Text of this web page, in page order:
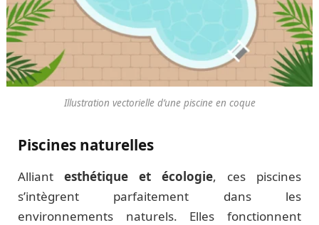
Illustration vectorielle d’une piscine en coque
Piscines naturelles
Alliant esthétique et écologie, ces piscines
s’intègrent parfaitement dans les
environnements naturels. Elles fonctionnent